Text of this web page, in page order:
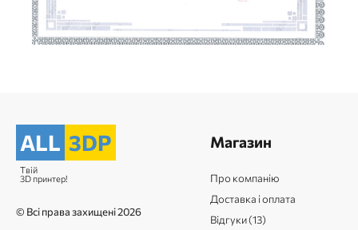
ALL 3DP
Твій
3D принтер!
© Всі права захищені 2026
Магазин
Про компанію
Доставка і оплата
Відгуки (13)